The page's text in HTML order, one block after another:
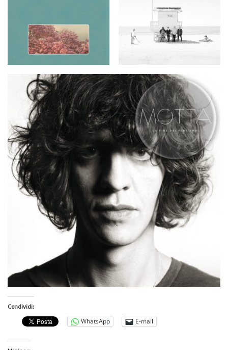
Condividi:
WhatsApp E-mail